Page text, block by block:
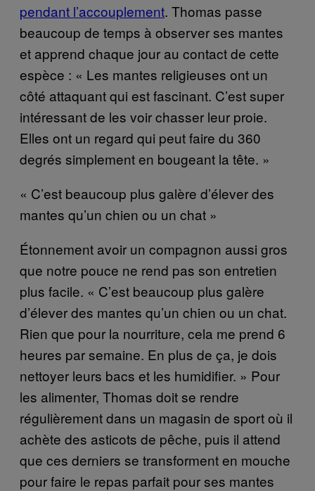
pendant l’accouplement. Thomas passe
beaucoup de temps à observer ses mantes
et apprend chaque jour au contact de cette
espèce : « Les mantes religieuses ont un
côté attaquant qui est fascinant. C’est super
intéressant de les voir chasser leur proie.
Elles ont un regard qui peut faire du 360
degrés simplement en bougeant la tête. »
« C’est beaucoup plus galère d’élever des
mantes qu’un chien ou un chat »
Étonnement avoir un compagnon aussi gros
que notre pouce ne rend pas son entretien
plus facile. « C’est beaucoup plus galère
d’élever des mantes qu’un chien ou un chat.
Rien que pour la nourriture, cela me prend 6
heures par semaine. En plus de ça, je dois
nettoyer leurs bacs et les humidifier. » Pour
les alimenter, Thomas doit se rendre
régulièrement dans un magasin de sport où il
achète des asticots de pêche, puis il attend
que ces derniers se transforment en mouche
pour faire le repas parfait pour ses mantes